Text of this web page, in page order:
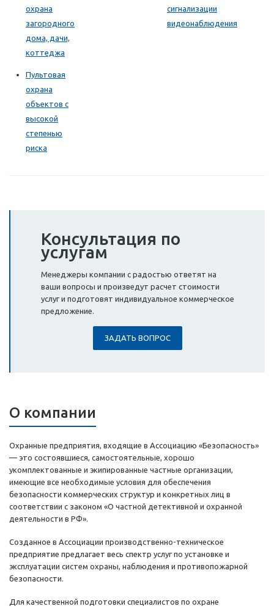
охрана
загородного
дома, дачи,
коттеджа
сигнализации
видеонаблюдения
Пультовая
охрана
объектов с
высокой
степенью
риска
Консультация по
услугам
Менеджеры компании с радостью ответят на
ваши вопросы и произведут расчет стоимости
услуг и подготовят индивидуальное коммерческое
предложение.
ЗАДАТЬ ВОПРОС
О компании
Охранные предприятия, входящие в Ассоциацию «Безопасность»
— это состоявшиеся, самостоятельные, хорошо
укомплектованные и экипированные частные организации,
имеющие все необходимые условия для обеспечения
безопасности коммерческих структур и конкретных лиц в
соответствии с законом «О частной детективной и охранной
деятельности в РФ».
Созданное в Ассоциации производственно-техническое
предприятие предлагает весь спектр услуг по установке и
эксплуатации систем охраны, наблюдения и противопожарной
безопасности.
Для качественной подготовки специалистов по охране